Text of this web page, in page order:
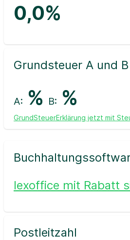
0,0%
Grundsteuer A und B
A: % B: %
GrundSteuerErklärung jetzt mit
lexoffice mit Rabatt
Postleitzahl